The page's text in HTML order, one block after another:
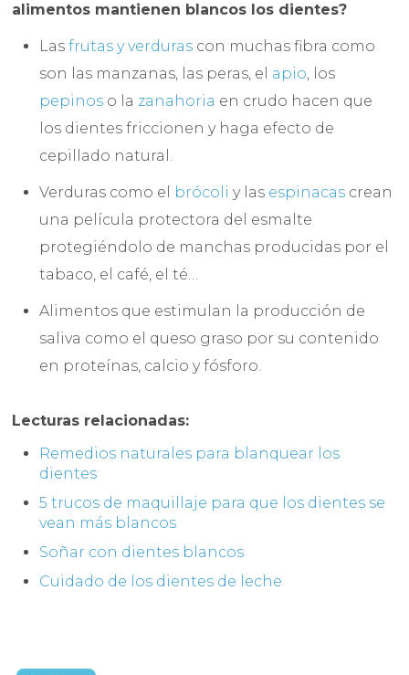
alimentos mantienen blancos los dientes?
Lasfrutas y verduras con muchas fibra como
son las manzanas, las peras, el apio, los
pepinos o la zanahoria en crudo hacen que
los dientes friccionen y haga efecto de
cepillado natural.
Verduras como el brócoli y las espinacas crean
una película protectora del esmalte
protegiéndolo de manchas producidas por el
tabaco, el café, el té…
Alimentos que estimulan la producción de
saliva como el queso graso por su contenido
en proteínas, calcio y fósforo.
Lecturas relacionadas:
Remedios naturales para blanquear los
dientes
5 trucos de maquillaje para que los dientes se
vean más blancos
Soñar con dientes blancos
Cuidado de los dientes de leche